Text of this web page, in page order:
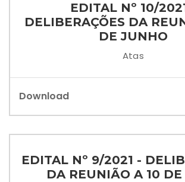
EDITAL Nº 10/
DELIBERAÇÕES DA
DE JUNHO
Atas
Download
EDITAL Nº 9/2021 -
DA REUNIÃO A 10